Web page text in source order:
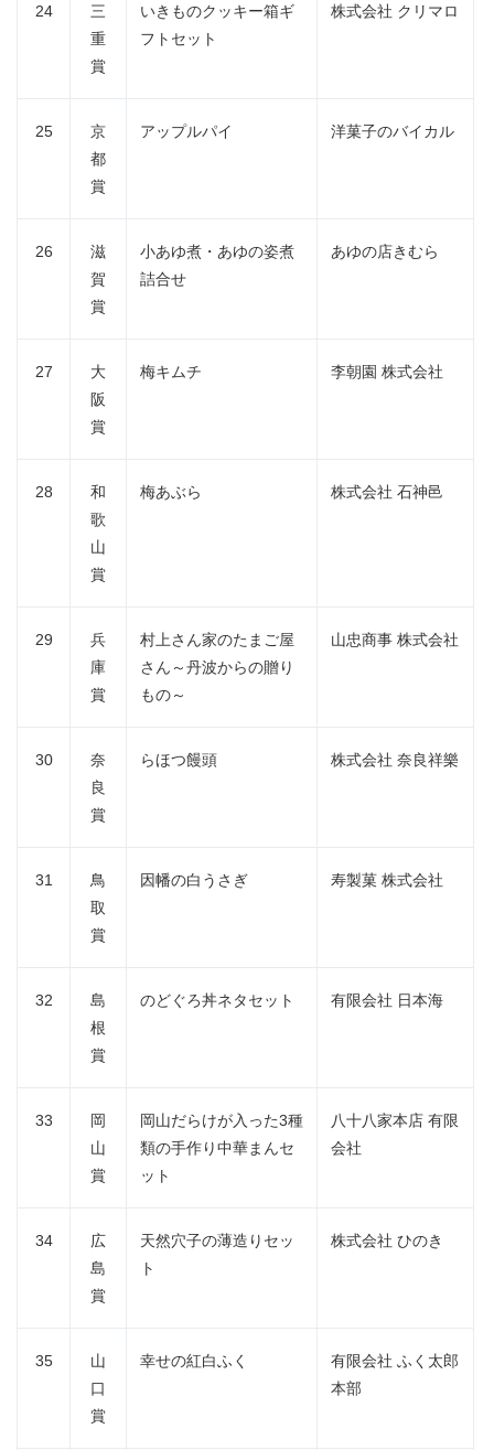
24
三
重
賞
いきものクッキー箱ギ
フトセット
株式会社 クリマロ
25
京
都
賞
アップルパイ 洋菓子のバイカル
26
滋
賀
賞
小あゆ煮・あゆの姿煮
詰合せ
あゆの店きむら
27
大
阪
賞
梅キムチ 李朝園 株式会社
28
和
歌
山
賞
梅あぶら 株式会社 石神邑
29
兵
庫
賞
村上さん家のたまご屋
さん～丹波からの贈り
もの～
山忠商事 株式会社
30
奈
良
賞
らほつ饅頭 株式会社 奈良祥樂
31
鳥
取
賞
因幡の白うさぎ 寿製菓 株式会社
32
島
根
賞
のどぐろ丼ネタセット 有限会社 日本海
33
岡
山
賞
岡山だらけが入った3種
類の手作り中華まんセ
ット
八十八家本店 有限
会社
34
広
島
賞
天然穴子の薄造りセッ
ト
株式会社 ひのき
35
山
口
賞
幸せの紅白ふく
有限会社 ふく太郎
本部